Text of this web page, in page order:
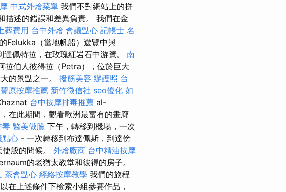
中式外燴菜單 我們不對網站上的拼
描述的錯誤和差異負責。 我們在金
葬費用 台中外燴 會議點心 記帳士 名
Felukka（當地帆船）遊覽中與
達佩特拉，在玫瑰紅岩石中游覽。 南
拉伯人彼得拉（Petra），位於巨大
的景點之一。 撥筋美容 辦護照 台
豐原按摩推薦 新竹徵信社 seo優化 如
台中按摩排毒推薦 al-
在此期間，觀看歐洲最富有的畫廊
毒 醫美做臉 下午，轉移到機場，一次
點心 - 一次轉移到布達佩斯，到達傍
般的問候。 外燴廠商 台中精油按摩
的老猶太教堂和彼得的房子。
茶會點心 經絡按摩教學 我們的旅程
在上述條件下檢索小組參賽作品，